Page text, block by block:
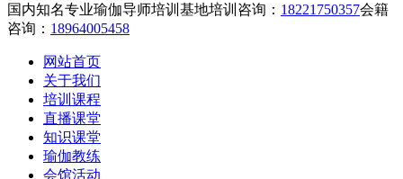
国内知名专业瑜伽导师培训基地培训咨询： 18221750357会籍
咨询： 18964005458
网站首页
关于我们
培训课程
直播课堂
知识课堂
瑜伽教练
会馆活动